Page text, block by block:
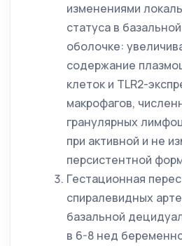
изменениями
статуса в
оболочке:
содержание
клеток и TLR2-
макрофагов,
гранулярных
при активной и не
персистентной
Гестационная
спиралевидных
базальной
в 6-8 нед